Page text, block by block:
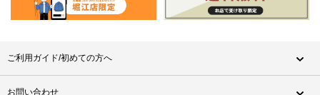
ご利用ガイド/初めての方へ
お問い合わせ